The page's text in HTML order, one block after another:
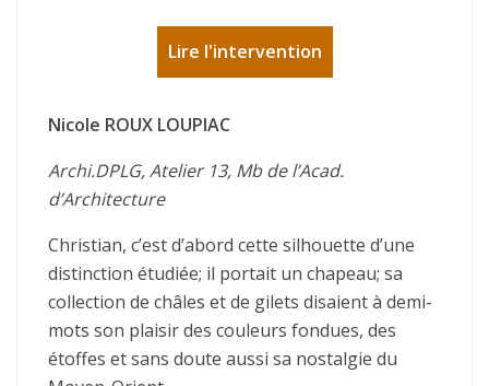
Lire l'intervention
Nicole ROUX LOUPIAC
Archi.DPLG, Atelier 13, Mb de l’Acad.
d’Architecture
Christian, c’est d’abord cette silhouette d’une
distinction étudiée; il portait un chapeau; sa
collection de châles et de gilets disaient à demi-
mots son plaisir des couleurs fondues, des
étoffes et sans doute aussi sa nostalgie du